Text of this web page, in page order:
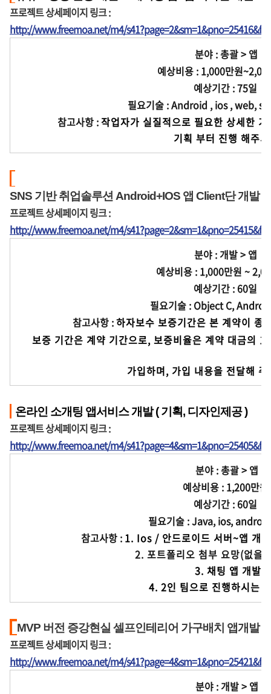
프로젝트 상세페이지 링크 :
http://www.freemoa.net/m4/
분야 : 총괄 > 앱
예상비용 : 1,000만원
예상기간 : 75일
필요기술 : Android , ios , web,
참고사항 :작업자가 실질적으로 필요한 상세한
기획 부터 진행
SNS 기반 취업솔루션 Android+IOS 앱 Client단 개발
프로젝트 상세페이지 링크 :
http://www.freemoa.net/m4/
분야 : 개발 > 앱
예상비용 : 1,000만원 ~
예상기간 : 60일
필요기술 : Object C,
참고사항 :하자보수 보증기간은 본 계약이 종
보증 기간은 계약 기간으로, 보증비율은 계약 대금의
가입하며, 가입 내용을 전달해
온라인 소개팅 앱서비스 개발 ( 기획, 디자인제공 )
프로젝트 상세페이지 링크 :
http://www.freemoa.net/m4/
분야 : 총괄 > 앱
예상비용 : 1,200만원
예상기간 : 60일
필요기술 : Java, ios,
참고사항 : 1. Ios / 안드로이드 서버~앱 개
2. 포트폴리오 첨부 요망
4. 2인 팀으로 진행하
MVP 버전 증강현실 셀프인테리어 가구배치 앱개발
프로젝트 상세페이지 링크 :
http://www.freemoa.net/m4/
분야 : 개발 > 앱